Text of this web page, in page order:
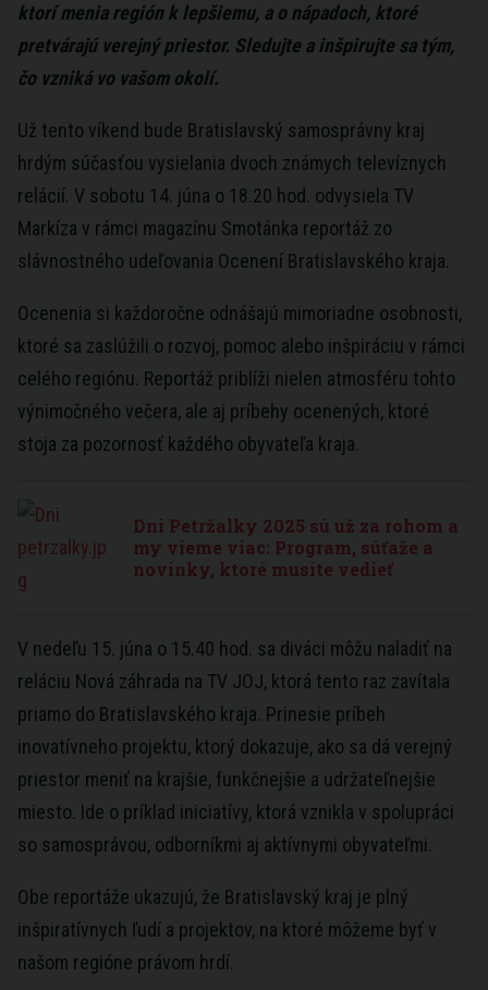
ktorí menia región k lepšiemu, a o nápadoch, ktoré
pretvárajú verejný priestor. Sledujte a inšpirujte sa tým,
čo vzniká vo vašom okolí.
Už tento víkend bude Bratislavský samosprávny kraj
hrdým súčasťou vysielania dvoch známych televíznych
relácií. V sobotu 14. júna o 18.20 hod. odvysiela TV
Markíza v rámci magazínu Smotánka reportáž zo
slávnostného udeľovania Ocenení Bratislavského kraja.
Ocenenia si každoročne odnášajú mimoriadne osobnosti,
ktoré sa zaslúžili o rozvoj, pomoc alebo inšpiráciu v rámci
celého regiónu. Reportáž priblíži nielen atmosféru tohto
výnimočného večera, ale aj príbehy ocenených, ktoré
stoja za pozornosť každého obyvateľa kraja.
Dni Petržalky 2025 sú už za rohom a
my vieme viac: Program, súťaže a
novinky, ktoré musíte vedieť
V nedeľu 15. júna o 15.40 hod. sa diváci môžu naladiť na
reláciu Nová záhrada na TV JOJ, ktorá tento raz zavítala
priamo do Bratislavského kraja. Prinesie príbeh
inovatívneho projektu, ktorý dokazuje, ako sa dá verejný
priestor meniť na krajšie, funkčnejšie a udržateľnejšie
miesto. Ide o príklad iniciatívy, ktorá vznikla v spolupráci
so samosprávou, odborníkmi aj aktívnymi obyvateľmi.
Obe reportáže ukazujú, že Bratislavský kraj je plný
inšpiratívnych ľudí a projektov, na ktoré môžeme byť v
našom regióne právom hrdí.